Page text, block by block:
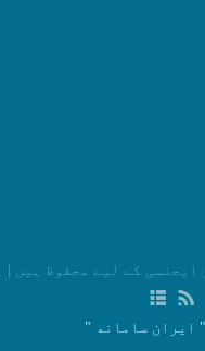
ایجنسی کے لیے محفوظ ہیں
ایران سامانه "